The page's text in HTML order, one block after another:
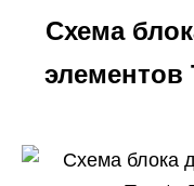
Схема
элементов